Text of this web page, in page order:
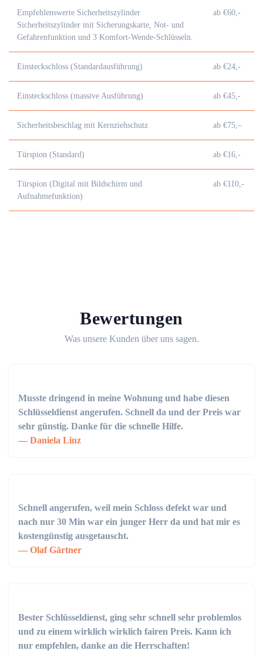
Empfehlenswerte Sicherheitszylinder
Sicherheitszylinder mit Sicherungskarte, Not- und
Gefahrenfunktion und 3 Komfort-Wende-Schlüsseln.
ab €60,-
Einsteckschloss (Standardausführung) ab €24,-
Einsteckschloss (massive Ausführung) ab €45,-
Sicherheitsbeschlag mit Kernziehschutz ab €75,–
Türspion (Standard) ab €16,-
Türspion (Digital mit Bildschirm und
Aufnahmefunktion)
ab €110,-
Bewertungen
Was unsere Kunden über uns sagen.
Musste dringend in meine Wohnung und habe diesen
Schlüsseldienst angerufen. Schnell da und der Preis war
sehr günstig. Danke für die schnelle Hilfe.
Daniela Linz
Schnell angerufen, weil mein Schloss defekt war und
nach nur 30 Min war ein junger Herr da und hat mir es
kostengünstig ausgetauscht.
Olaf Gärtner
Bester Schlüsseldienst, ging sehr schnell sehr problemlos
und zu einem wirklich wirklich fairen Preis. Kann ich
nur empfehlen, danke an die Herrschaften!